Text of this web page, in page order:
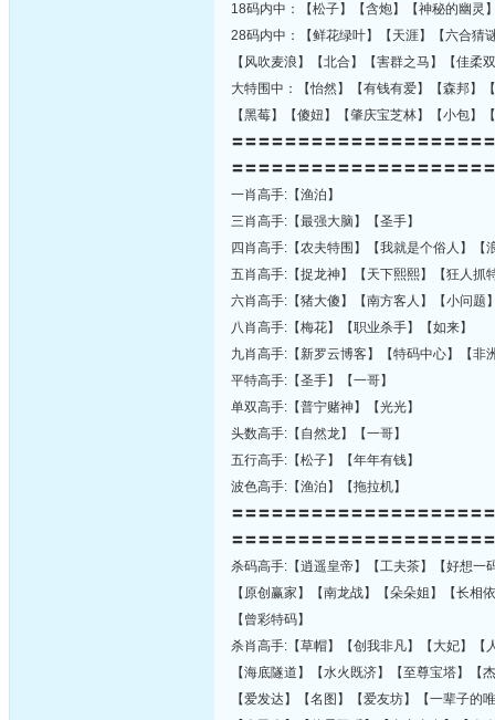
18码内中：【松子】【含炮】【神秘的幽灵
28码内中：【鲜花绿叶】【天涯】【六合猜
【风吹麦浪】【北合】【害群之马】【佳柔
大特围中：【怡然】【有钱有爱】【森邦】
【黑莓】【傻妞】【肇庆宝芝林】【小包
〓〓〓〓〓〓〓〓〓〓〓〓〓〓〓〓〓〓〓
〓〓〓〓〓〓〓〓〓〓〓〓〓〓〓〓〓〓〓
一肖高手:【渔泊】
三肖高手:【最强大脑】【圣手】
四肖高手:【农夫特围】【我就是个俗人】【
五肖高手:【捉龙神】【天下熙熙】【狂人抓
六肖高手:【猪大傻】【南方客人】【小问题
八肖高手:【梅花】【职业杀手】【如来】
九肖高手:【新罗云博客】【特码中心】【
平特高手:【圣手】【一哥】
单双高手:【普宁赌神】【光光】
头数高手:【自然龙】【一哥】
五行高手:【松子】【年年有钱】
波色高手:【渔泊】【拖拉机】
〓〓〓〓〓〓〓〓〓〓〓〓〓〓〓〓〓〓〓
〓〓〓〓〓〓〓〓〓〓〓〓〓〓〓〓〓〓〓
杀码高手:【逍遥皇帝】【工夫茶】【好想一
【原创赢家】【南龙战】【朵朵姐】【长
【曾彩特码】
杀肖高手:【草帽】【创我非凡】【大妃】【
【海底隧道】【水火既济】【至尊宝塔】
【爱发达】【名图】【爱友坊】【一辈子